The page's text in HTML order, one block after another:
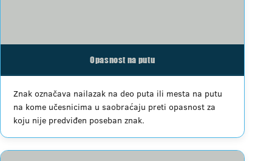
Opasnost na putu
Znak označava nailazak na deo puta ili mesta na putu
na kome učesnicima u saobraćaju preti opasnost za
koju nije predviđen poseban znak.